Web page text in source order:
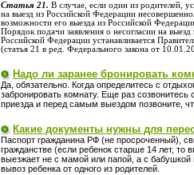
Статья 21. В случае, если один из родителей,
на выезд из Российской Федерации
возможности его выезда из Российской
Порядок подачи заявления о несогласии на
Российской Федерации устанавливается
(статья 21 в ред. Федерального закона от
Надо ли заранее бронировать
Да, обязательно. Когда определитесь с
забронировать комнату. Еще раз созвонитесь
приезда и перед самым выездом позвоните,
Какие документы нужны для
Паспорт гражданина РФ (не просроченный),
гражданстве (если ребенок старше 14 лет, то
выезжает не с мамой или папой, а с бабушкой
вывоз ребенка от одного из родителей.